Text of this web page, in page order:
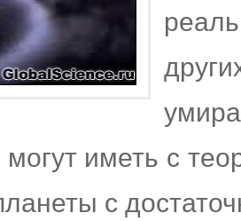
иметь с
с